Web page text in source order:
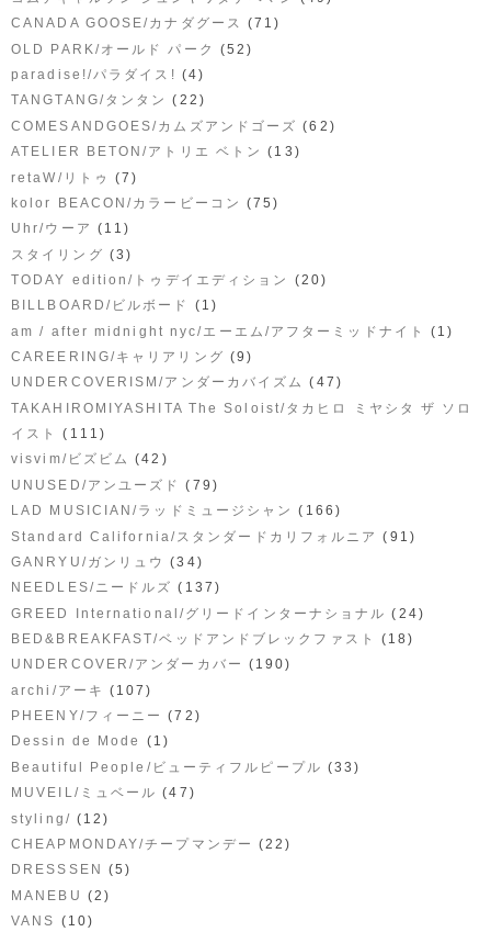
CANADA GOOSE/カナダグース (71)
OLD PARK/オールド パーク
(52)
paradise!/パラダイス! (4)
TANGTANG/タンタン (22)
COMESANDGOES/カムズアンドゴーズ (62)
ATELIER BETON/アトリエ ベトン (13)
retaW/リトゥ
(7)
kolor BEACON/カラービーコン (75)
Uhr/ウーア (11)
スタイリング (3)
TODAY edition/トゥデイエディション
(20)
BILLBOARD/ビルボード
(1)
am / after midnight nyc/エーエム/アフターミッドナイト
(1)
CAREERING/キャリアリング (9)
UNDERCOVERISM/アンダーカバイズム (47)
TAKAHIROMIYASHITA The Soloist/タカヒロ ミヤシタ ザ ソロ
イスト
(111)
visvim/ビズビム (42)
UNUSED/アンユーズド (79)
LAD MUSICIAN/ラッドミュージシャン (166)
Standard California/スタンダードカリフォルニア (91)
GANRYU/ガンリュウ (34)
NEEDLES/ニードルズ (137)
GREED International/グリードインターナショナル (24)
BED&BREAKFAST/ベッドアンドブレックファスト
(18)
UNDERCOVER/アンダーカバー (190)
archi/アーキ (107)
PHEENY/フィーニー (72)
Dessin de Mode
(1)
Beautiful People/ビューティフルピープル (33)
MUVEIL/ミュベール (47)
styling/ (12)
CHEAPMONDAY/チープマンデー (22)
DRESSSEN
(5)
MANEBU (2)
VANS (10)